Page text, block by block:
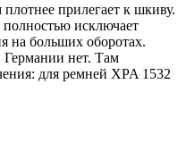
прилегает к шкиву.
полностью исключает
на больших оборотах.
нет. Там
для ремней XPA 1532